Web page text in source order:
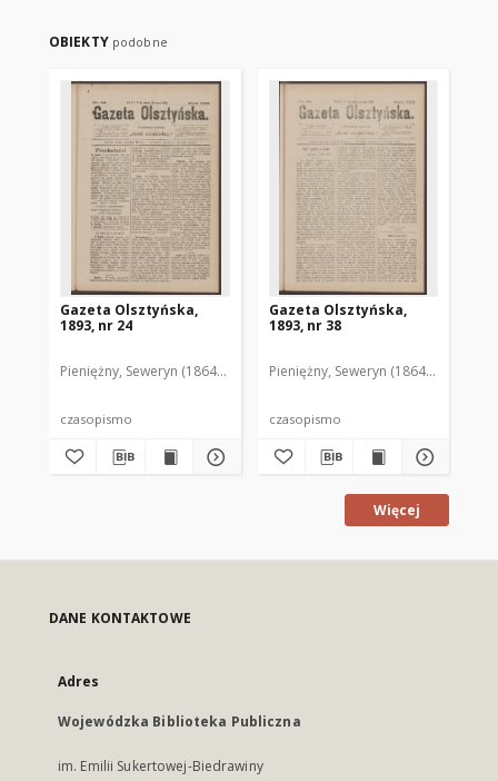
OBIEKTY podobne
Gazeta Olsztyńska,
1893, nr 24
Pieniężny, Seweryn (1864-1905). Red.
czasopismo
Gazeta Olsztyńska,
1893, nr 38
Pieniężny, Seweryn (1864-1905). Red.
czasopismo
Więcej
DANE KONTAKTOWE
Adres
Wojewódzka Biblioteka Publiczna
im. Emilii Sukertowej-Biedrawiny